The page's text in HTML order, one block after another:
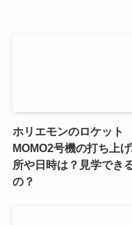
ホリエモンのロケット
MOMO2号機の打ち上
所や日時は？見学でき
の？